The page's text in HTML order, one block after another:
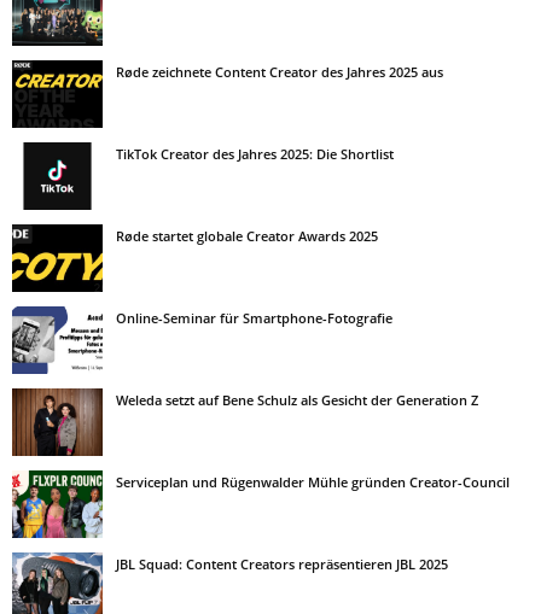
Røde zeichnete Content Creator des Jahres 2025 aus
TikTok Creator des Jahres 2025: Die Shortlist
Røde startet globale Creator Awards 2025
Online-Seminar für Smartphone-Fotografie
Weleda setzt auf Bene Schulz als Gesicht der Generation Z
Serviceplan und Rügenwalder Mühle gründen Creator-Council
JBL Squad: Content Creators repräsentieren JBL 2025